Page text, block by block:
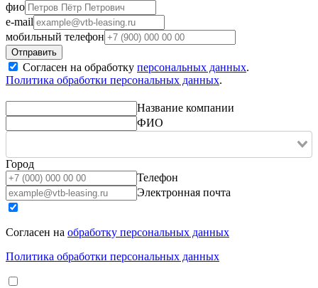
фио
e-mail
мобильный телефон
Согласен на обработку персональных данных.
Политика обработки персональных данных.
Название компании
ФИО
Город
Телефон
Электронная почта
Согласен на обработку персональных данных
Политика обработки персональных данных